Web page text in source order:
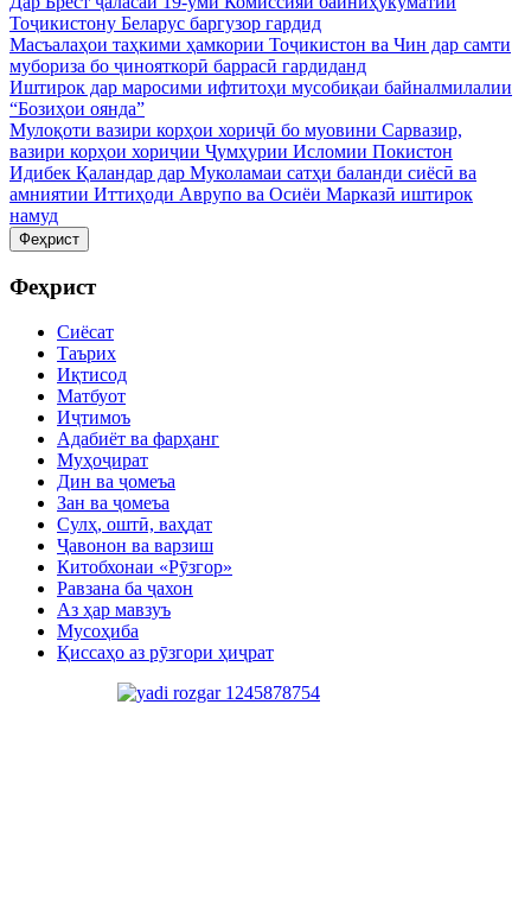
Тоҷикистону Беларус баргузор гардид
Масъалаҳои таҳкими ҳамкории Тоҷикистон ва Чин дар самти
мубориза бо ҷинояткорӣ баррасӣ гардиданд
Иштирок дар маросими ифтитоҳи мусобиқаи байналмилалии
“Бозиҳои оянда”
Мулоқоти вазири корҳои хориҷӣ бо муовини Сарвазир,
вазири корҳои хориҷии Ҷумҳурии Исломии Покистон
Идибек Қаландар дар Муколамаи сатҳи баланди сиёсӣ ва
амниятии Иттиҳоди Аврупо ва Осиёи Марказӣ иштирок
намуд
Феҳрист
Феҳрист
Сиёсат
Таърих
Иқтисод
Матбуот
Иҷтимоъ
Адабиёт ва фарҳанг
Муҳоҷират
Дин ва ҷомеъа
Зан ва ҷомеъа
Сулҳ, оштӣ, ваҳдат
Ҷавонон ва варзиш
Китобхонаи «Рӯзгор»
Равзана ба ҷахон
Аз ҳар мавзуъ
Мусоҳиба
Қиссаҳо аз рӯзгори ҳиҷрат